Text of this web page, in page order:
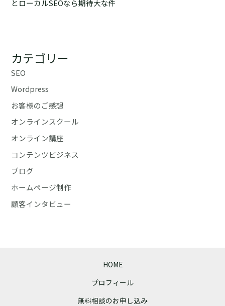
長
が
考
え
る、
成
の
３
つ
の
因
とローカルSEOなら期待大な件
カテゴリー
SEO
Wordpress
お客様のご感想
オンラインスクール
オンライン講座
コンテンツビジネス
ブログ
ホームページ制作
顧客インタビュー
HOME
プロフィール
無料相談のお申し込み